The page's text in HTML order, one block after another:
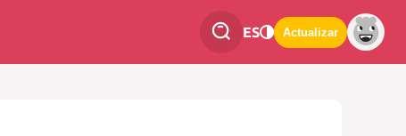
ES Actualizar